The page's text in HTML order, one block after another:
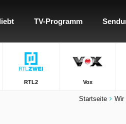
TV-Programm
RTL2 Vox
Startseite Wir